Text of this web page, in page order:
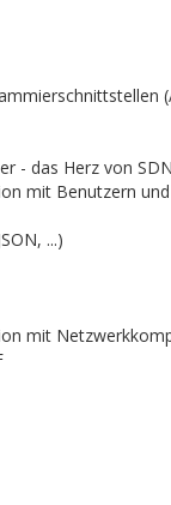
- das Herz von SDN
mit Benutzern
...)
mit